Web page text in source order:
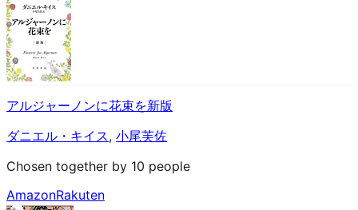
アルジャーノンに花束を新版
ダニエル・キイス, 小尾芙佐
Chosen together by 10 people
AmazonRakuten